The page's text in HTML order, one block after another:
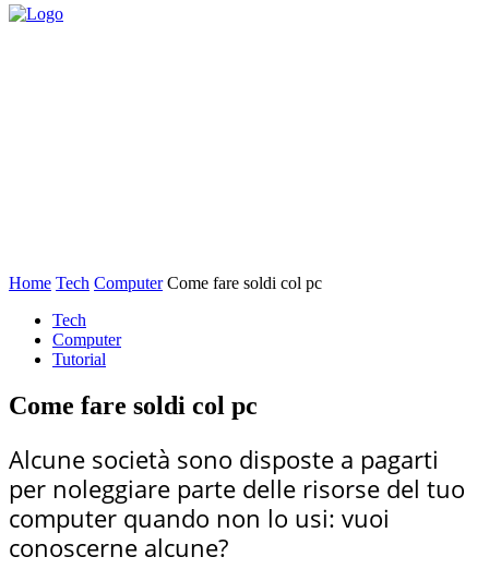
Home Tech Computer Come fare soldi col pc
Tech
Computer
Tutorial
Come fare soldi col pc
Alcune società sono disposte a pagarti
per noleggiare parte delle risorse del tuo
computer quando non lo usi: vuoi
conoscerne alcune?